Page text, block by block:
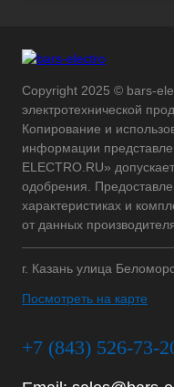
Copyright 2025 © bars-
электротехнической
Копирование и
информации
ELECTRO.RU»
одобрения.
характеристиках и
от данных
г. Казань улица
Посмотреть на карте
+7 (843) 526-73-